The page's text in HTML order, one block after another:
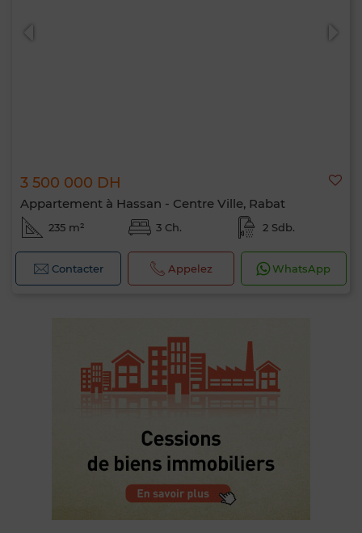
3 500 000 DH
Appartement à Hassan - Centre Ville, Rabat
235 m² 3 Ch. 2 Sdb.
Contacter Appelez WhatsApp